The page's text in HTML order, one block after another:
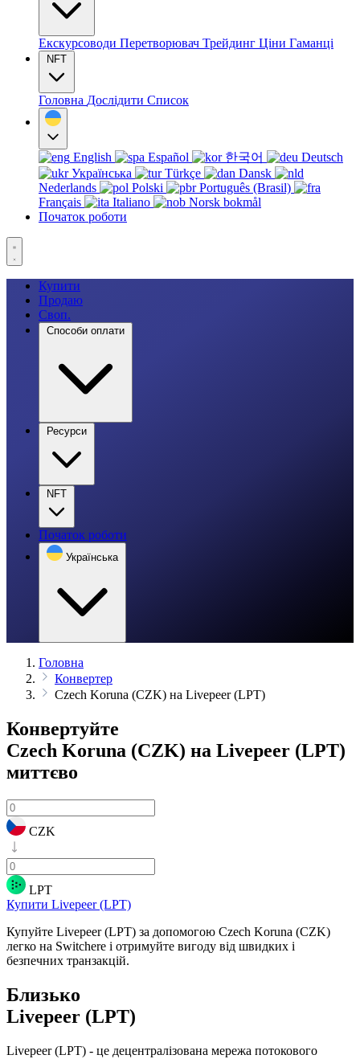
Екскурсоводи Перетворювач Трейдинг Ціни Гаманці
NFT
Головна Дослідити Список
English Español 한국어
Deutsch
Українська
Türkçe
Dansk
Nederlands
Polski
Português (Brasil)
Français
Italiano
Norsk bokmål
Початок роботи
Купити
Продаю
Своп.
Способи оплати
Ресурси
NFT
Початок роботи
Українська
Головна
Конвертер
Czech Koruna (CZK) на Livepeer (LPT)
Конвертуйте
Czech Koruna (CZK) на Livepeer (LPT)
миттєво
CZK
LPT
Купити Livepeer (LPT)
Купуйте Livepeer (LPT) за допомогою Czech Koruna (CZK)
легко на Switchere і отримуйте вигоду від швидких і
безпечних транзакцій.
Близько
Livepeer (LPT)
Livepeer (LPT) - це децентралізована мережа потокового